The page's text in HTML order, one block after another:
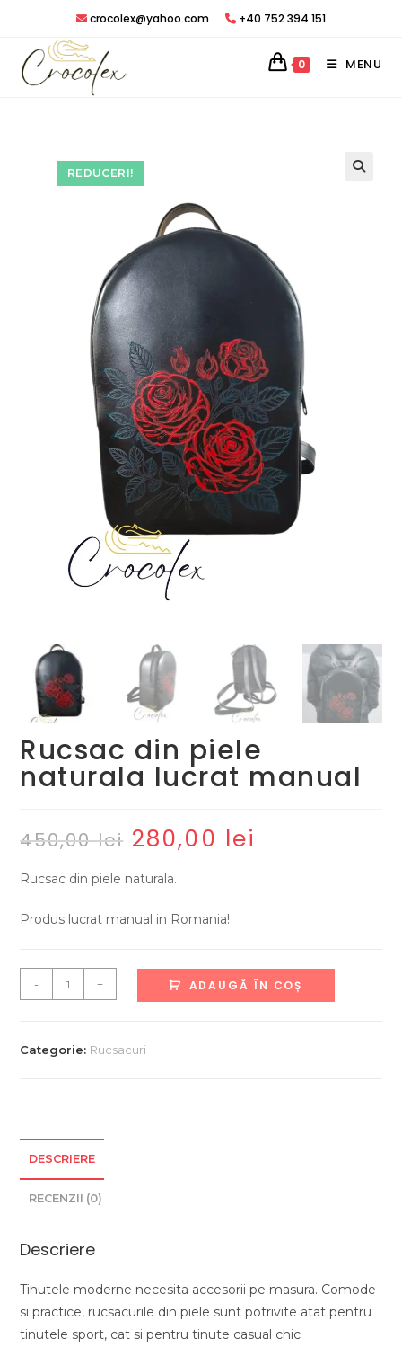
crocolex@yahoo.com +40 752 394 151
0 MENU
REDUCERI!
Rucsac din piele
naturala lucrat manual
450,00lei Prețul
inițial
fost:
450,00 lei.
280,00 lei
Rucsac din piele naturala.
Produs lucrat manual in Romania!
Cantitate
Rucsac
piele
- + ADAUGĂ ÎN COȘ
Categorie: Rucsacuri
DESCRIERE
RECENZII (0)
Descriere
Tinutele moderne necesita accesorii pe masura. Comode
si practice, rucsacurile din piele sunt potrivite atat pentru
tinutele sport, cat si pentru tinute casual chic